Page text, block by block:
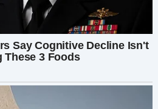
рукой. Но в тот момент,
её лицо словно
отвернулась, будто нас
— прошептала я,
поднимается тревога.